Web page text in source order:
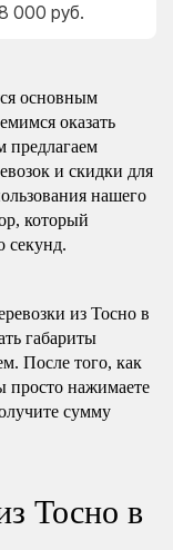
000 руб.
основным
оказать
предлагаем
и скидки для
нашего
который
секунд.
из Тосно в
габариты
После того, как
просто нажимаете
сумму
Тосно в